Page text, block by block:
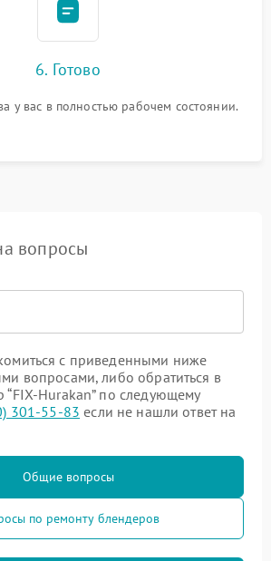
6. Готово
у вас в полностью рабочем состоянии.
вопросы
с приведенными ниже
вопросами, либо обратиться в
“FIX-Hurakan” по следующему
301-55-83 если не нашли ответ на
Общие вопросы
по ремонту блендеров